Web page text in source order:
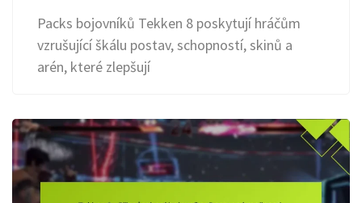
Packs bojovníků Tekken 8 poskytují hráčům
vzrušující škálu postav, schopností, skinů a
arén, které zlepšují